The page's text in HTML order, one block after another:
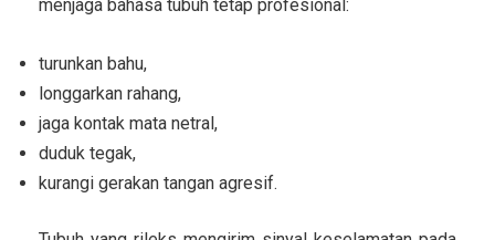
menjaga bahasa tubuh tetap profesional:
turunkan bahu,
longgarkan rahang,
jaga kontak mata netral,
duduk tegak,
kurangi gerakan tangan agresif.